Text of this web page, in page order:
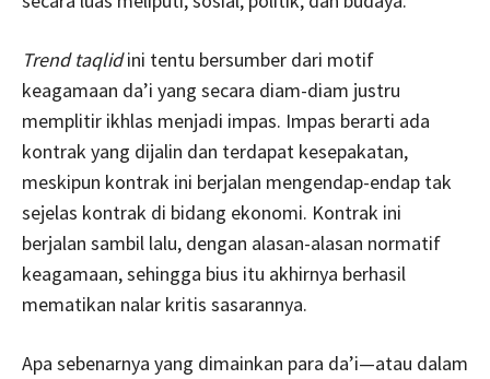
Trend taqlidini tentu bersumber dari motif
keagamaan da’i yang secara diam-diam justru
memplitir ikhlas menjadi impas. Impas berarti ada
kontrak yang dijalin dan terdapat kesepakatan,
meskipun kontrak ini berjalan mengendap-endap tak
sejelas kontrak di bidang ekonomi. Kontrak ini
berjalan sambil lalu, dengan alasan-alasan normatif
keagamaan, sehingga bius itu akhirnya berhasil
mematikan nalar kritis sasarannya.
Apa sebenarnya yang dimainkan para da’i—atau dalam